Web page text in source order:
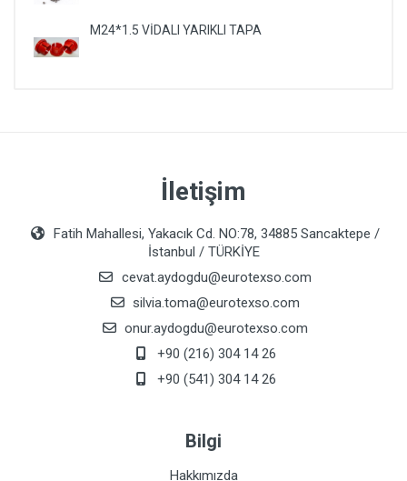
M24*1.5 VİDALI YARIKLI TAPA
İletişim
Fatih Mahallesi, Yakacık Cd. NO:78, 34885 Sancaktepe /
İstanbul / TÜRKİYE
cevat.aydogdu@eurotexso.com
silvia.toma@eurotexso.com
onur.aydogdu@eurotexso.com
+90 (216) 304 14 26
+90 (541) 304 14 26
Bilgi
Hakkımızda